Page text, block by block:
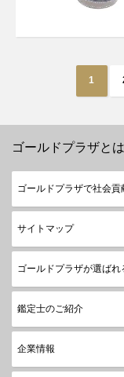
ペ
ジ
送
り
1
ゴールドプラザとは
ゴールドプラザで社会貢
サイトマップ
ゴールドプラザが選ばれ
鑑定士のご紹介
企業情報